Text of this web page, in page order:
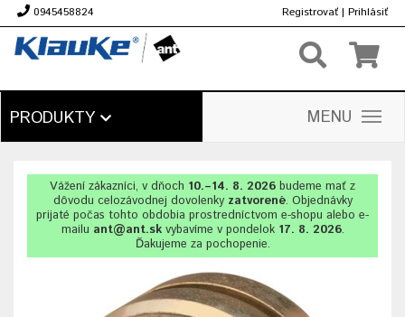
0945458824 Registrovať | Prihlásiť
PRODUKTY MENU
Vážení zákazníci, v dňoch 10.–14. 8. 2026 budeme mať z
dôvodu celozávodnej dovolenkyzatvorené. Objednávky
prijaté počas tohto obdobia prostredníctvom e-shopu alebo e-
mailu ant@ant.skvybavíme v pondelok 17. 8. 2026.
Ďakujeme za pochopenie.